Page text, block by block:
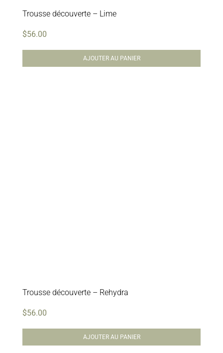
Trousse découverte – Lime
$56.00
AJOUTER AU PANIER
Trousse découverte – Rehydra
$56.00
AJOUTER AU PANIER